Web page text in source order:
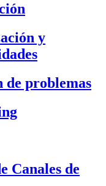
y
de problemas
Canales de